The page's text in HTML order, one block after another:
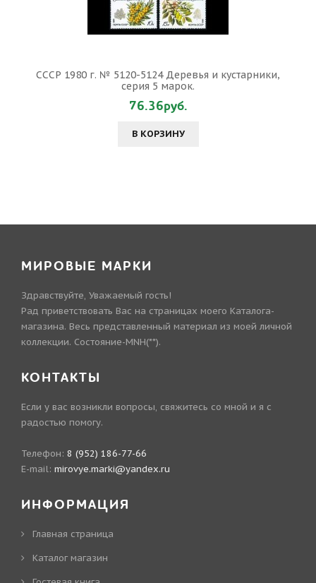
СССР 1980 г. № 5120-5124 Деревья и кустарники,
серия 5 марок.
76.36руб.
В КОРЗИНУ
МИРОВЫЕ МАРКИ
Здравствуйте, Уважаемый гость!
Рад приветствовать Вас на страницах моего Каталога-
магазина. Весь представленный материал из моей личной
коллекции. Состояние-MNH(**).
КОНТАКТЫ
Если у вас возникли вопросы, свяжитесь со мной и я с
радостью помогу.
Телефон: 8 (952) 186-77-66
E-mail: mirovye.marki@yandex.ru
ИНФОРМАЦИЯ
Главная страница
Каталог магазин